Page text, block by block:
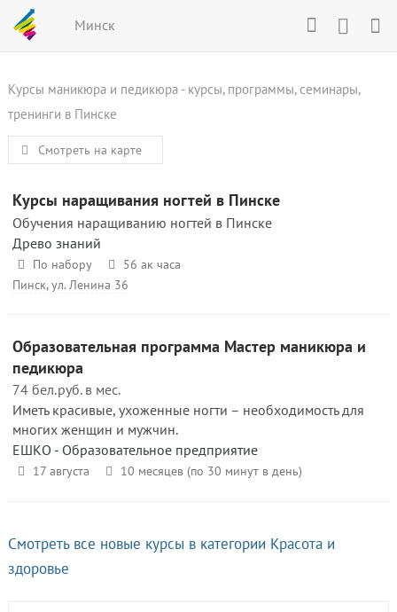
Минск
Курсы маникюра и педикюра - курсы, программы, семинары,
тренинги в Пинске
Смотреть на карте
Курсы наращивания ногтей в Пинске
Обучения наращиванию ногтей в Пинске
Древо знаний
По набору
56 ак часа
Пинск, ул. Ленина 36
Образовательная программа Мастер маникюра и
педикюра
74 бел.руб. в мес.
Иметь красивые, ухоженные ногти – необходимость для
многих женщин и мужчин.
ЕШКО - Образовательное предприятие
17 августа 10 месяцев (по 30 минут в день)
Смотреть все новые курсы в категории Красота и
здоровье